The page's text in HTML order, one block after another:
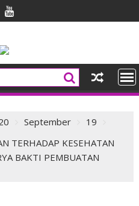
September
19
TERHADAP KESEHATAN
BAKTI PEMBUATAN